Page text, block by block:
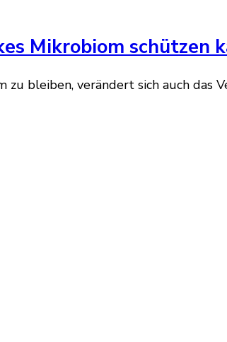
Mikrobiom schützen
bleiben, verändert sich auch das